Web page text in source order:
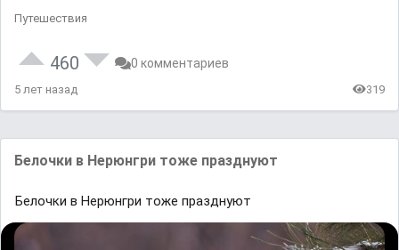
Путешествия
460 0 комментариев
5 лет назад 319
Белочки в Нерюнгри тоже празднуют
Белочки в Нерюнгри тоже празднуют